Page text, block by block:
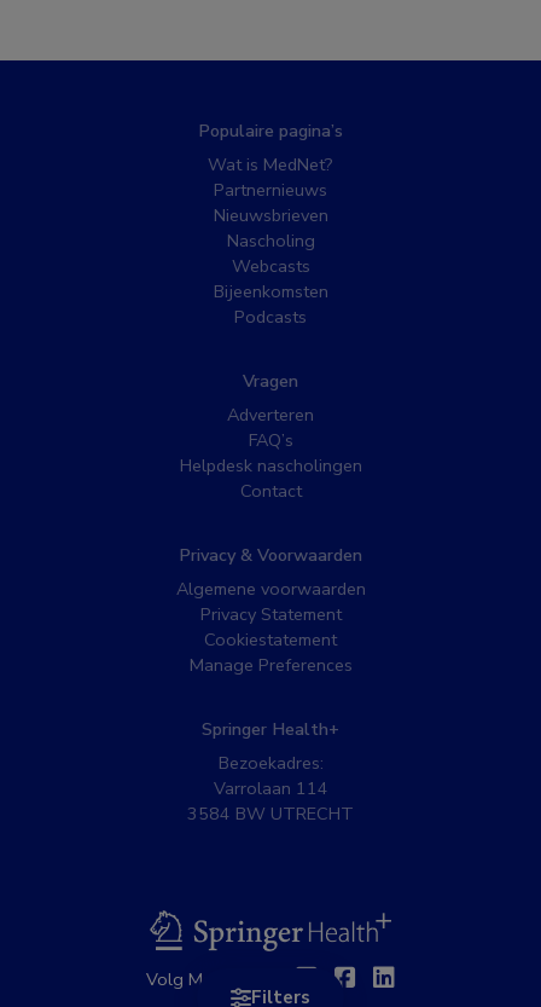
Filters
Populaire pagina’s
Wat is MedNet?
Partnernieuws
Nieuwsbrieven
Nascholing
Webcasts
Bijeenkomsten
Podcasts
Vragen
Adverteren
FAQ’s
Helpdesk nascholingen
Contact
Privacy & Voorwaarden
Algemene voorwaarden
Privacy Statement
Cookiestatement
Manage Preferences
Springer Health+
Bezoekadres:
Varrolaan 114
3584 BW UTRECHT
BSL
Volg MedNet op: TwitterFacebook
Linkedin